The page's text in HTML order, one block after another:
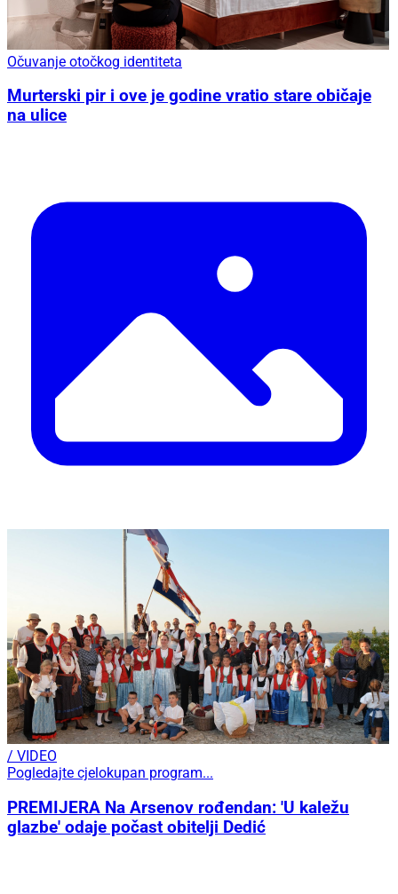
Očuvanje otočkog identiteta
Murterski pir i ove je godine vratio stare običaje
na ulice
/ VIDEO
Pogledajte cjelokupan program...
PREMIJERA Na Arsenov rođendan: 'U kaležu
glazbe' odaje počast obitelji Dedić